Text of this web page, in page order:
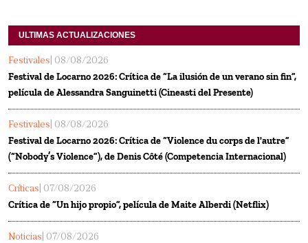
ULTIMAS ACTUALIZACIONES
Festivales | 08/08/2026
Festival de Locarno 2026: Crítica de “La ilusión de un verano sin fin”,
película de Alessandra Sanguinetti (Cineasti del Presente)
Festivales | 08/08/2026
Festival de Locarno 2026: Crítica de “Violence du corps de l'autre”
(“Nobody’s Violence”), de Denis Côté (Competencia Internacional)
Críticas | 07/08/2026
Crítica de “Un hijo propio”, película de Maite Alberdi (Netflix)
Noticias | 07/08/2026